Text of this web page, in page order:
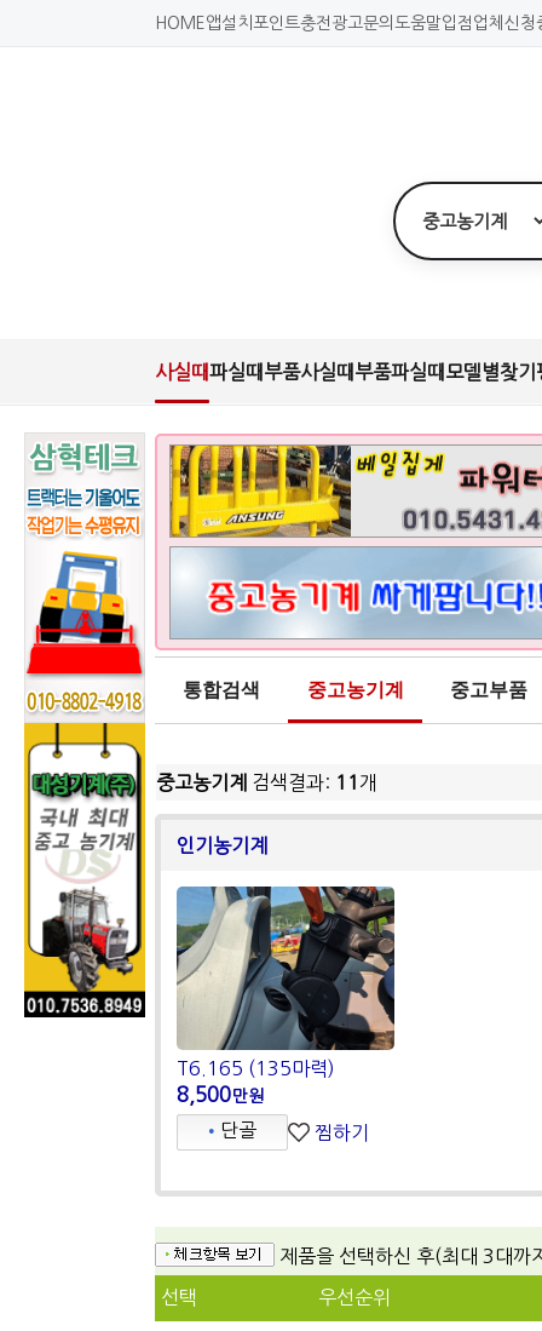
HOME 앱설치 포인트충전 광고문의 도움말입점업체신청
사실때파실때 부품사실때 부품파실때 모델별찾기
통합검색 중고농기계 중고부품
중고농기계 검색결과: 11 개
인기농기계
T6.165 (135마력)
8,500만원
• 단골 찜하기
제품을 선택하신 후(최대 3대까
선택 우선순위